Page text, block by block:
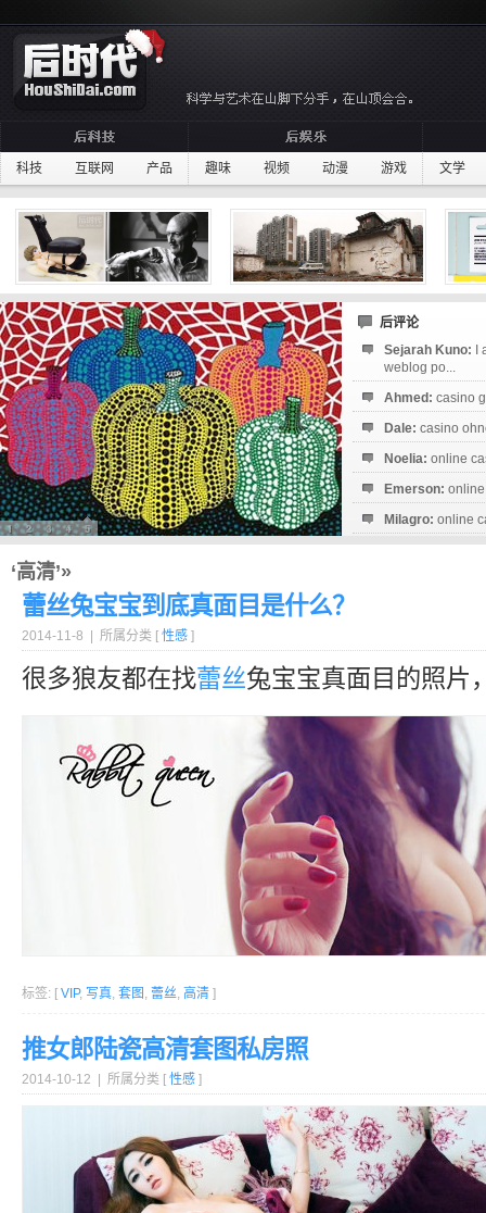
科技 互联网 产品 趣味 视频 动漫 游戏 文学
后评论
Sejarah Kuno:
weblog po...
Ahmed: casino
Dale: casino
Noelia: online
Emerson:
Milagro: online
‘高清’»
蕾丝兔宝宝到底真面目是什么？
2014-11-8 | 所属分类 [ 性感 ]
很多狼友都在找蕾丝兔宝宝真面目的照
标签: [ VIP, 写真, 套图 , 蕾丝, 高清 ]
推女郎陆瓷高清套图私房照
2014-10-12 | 所属分类 [ 性感 ]